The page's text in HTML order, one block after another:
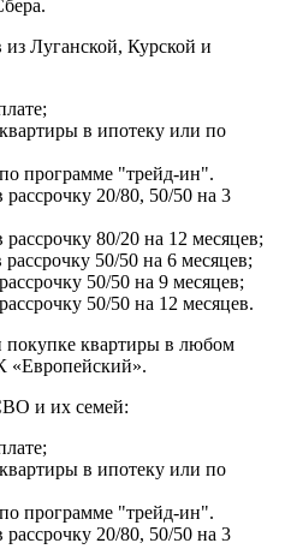
Луганской, Курской и
в ипотеку или по
программе "трейд-ин".
20/80, 50/50 на 3
80/20 на 12 месяцев;
50/50 на 6 месяцев;
50/50 на 9 месяцев;
50/50 на 12 месяцев.
покупке квартиры в любом
«Европейский».
и их семей:
в ипотеку или по
программе "трейд-ин".
20/80, 50/50 на 3